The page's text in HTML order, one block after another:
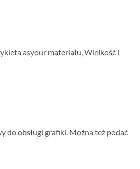
asyour materiału, Wielkość i
do obsługi grafiki. Można też podać